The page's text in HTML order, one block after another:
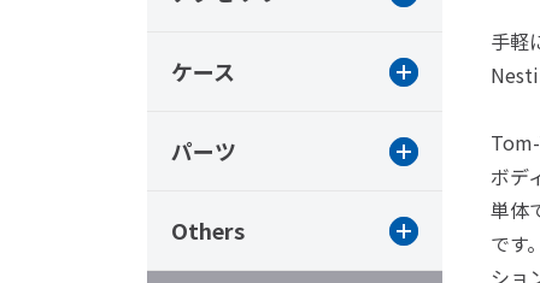
手軽
ボデ
単体
です
ショ
ケース
パーツ
Others